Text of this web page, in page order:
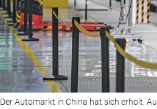
Der Automarkt in China hat sich erholt.